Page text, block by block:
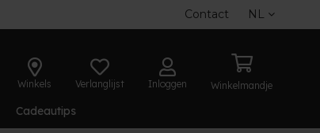
Contact NL
Winkels Verlanglijst Inloggen Winkelmandje
Cadeautips